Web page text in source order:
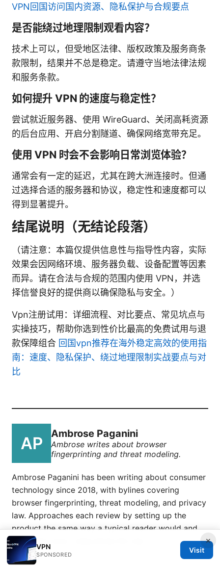
VPN回国访问国内资源、隐私保护与合规要点
是否能绕过地理限制观看内容？
技术上可以，但受地区法律、版权政策及服务商条
款限制，结果并不总是稳定。请遵守当地法律法规
和服务条款。
如何提升 VPN 的速度与稳定性？
尝试就近服务器、使用 WireGuard、关闭高耗资源
的后台应用、开启分割隧道、确保网络宽带充足。
使用 VPN 时会不会影响日常浏览体验？
通常会有一定的延迟，尤其在跨大洲连接时。但通
过选择合适的服务器和协议，稳定性和速度都可以
得到显著提升。
结尾说明（无结论段落）
（请注意：本篇仅提供信息性与指导性内容，实际
效果会因网络环境、服务器负载、设备配置等因素
而异。请在合法与合规的范围内使用 VPN，并选
择信誉良好的提供商以确保隐私与安全。）
Vpn注册试用：详细流程、对比要点、常见坑点与
实操技巧，帮助你选到性价比最高的免费试用与退
款保障组合 回国vpn推荐在海外稳定高效的使用指
南：速度、隐私保护、绕过地理限制实战要点与对
比
Ambrose Paganini
Ambrose writes about browser
fingerprinting and threat modeling.
Ambrose Paganini has been writing about consumer
technology since 2018, with bylines covering
browser fingerprinting, threat modeling, and privacy
law. Approaches each review by setting up the
product the same way a typical reader would and
recording every snag along the way.
×
VPN
SPONSORED
Visit